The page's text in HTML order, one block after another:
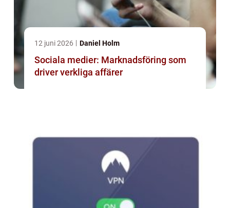
12 juni 2026 Daniel Holm
Sociala medier: Marknadsföring som
driver verkliga affärer